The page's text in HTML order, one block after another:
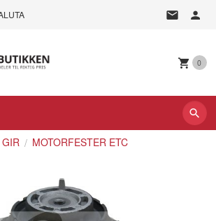
0
MOTORFESTER ETC